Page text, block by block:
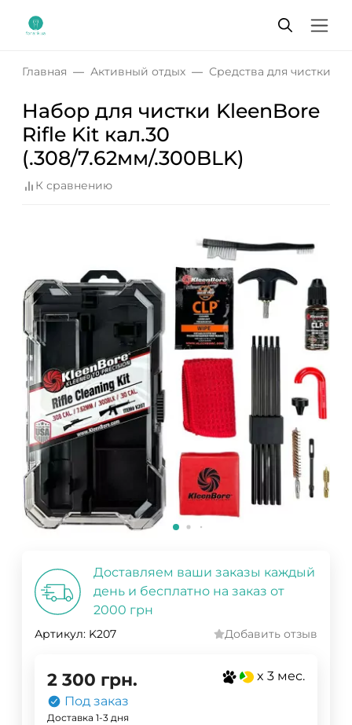
Главная Активный отдых Средства для чистки
Набор для чистки KleenBore
Rifle Kit кал.30
(.308/7.62мм/.300BLK)
К сравнению
Доставляем ваши заказы каждый
день и бесплатно на заказ от
2000 грн
Артикул: K207 Добавить отзыв
2 300 грн.
x 3 мес.
Под заказ
Доставка 1-3 дня